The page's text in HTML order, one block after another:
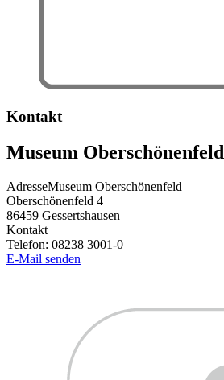
Kontakt
Museum Oberschönenfeld
AdresseMuseum Oberschönenfeld
Oberschönenfeld 4
86459 Gessertshausen
Kontakt
Telefon: 08238 3001-0
E-Mail senden